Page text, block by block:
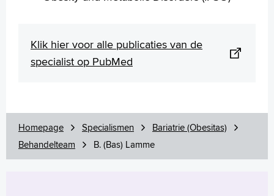
Klik hier voor alle publicaties van de
specialist op PubMed
Homepage Specialismen
Bariatrie (Obesitas)
Behandelteam
B. (Bas) Lamme